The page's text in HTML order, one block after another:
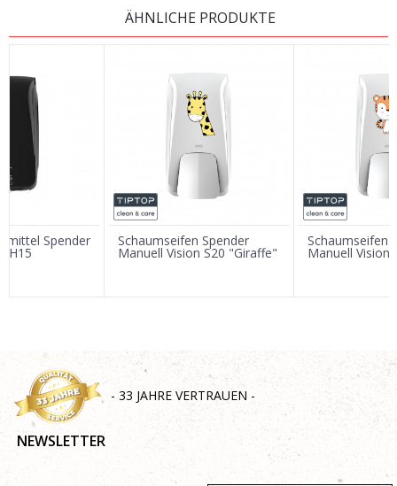
E-Mail
Nachricht
ÄHNLICHE PRODUKTE
Spender
H15
Schaumseifen Spender
Manuell Vision S20 "Giraffe"
Schaumseifen
Manuell Vision
- 33 JAHRE VERTRAUEN -
NEWSLETTER